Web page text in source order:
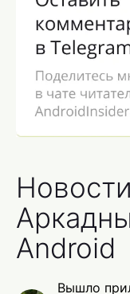
Android
Вышло